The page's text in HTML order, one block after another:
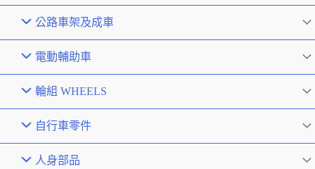
公路車架及成車
電動輔助車
輪組 WHEELS
自行車零件
人身部品